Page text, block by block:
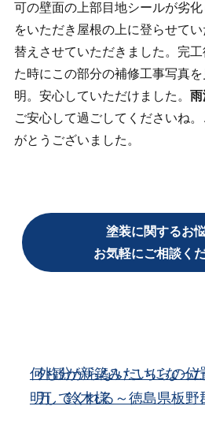
可の壁面の上部目地シールが劣
をいただき屋根の上に登らせて
替えさせていただきました。完
た時にこの部分の補修工事写真
明。安心していただけました。 雨
ご安心して過ごしてくださいね
がとうございました。
塗装に関するお悩
お気軽にご相談くだ
外観が新築みたいになっ
万 鈴木様
何も分からないこちらの位
明してくれる～徳島県板